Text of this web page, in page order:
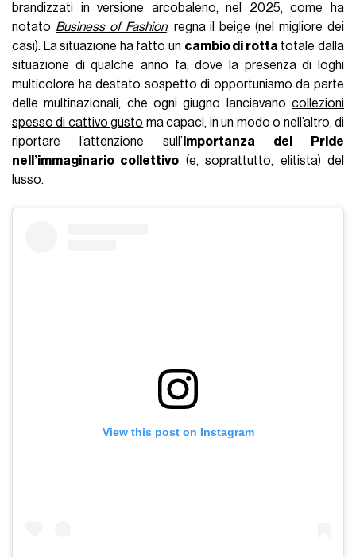
brandizzati in versione arcobaleno, nel 2025, come ha
notato Business of Fashion, regna il beige (nel migliore dei
casi). La situazione ha fatto un cambio di rotta totale dalla
situazione di qualche anno fa, dove la presenza di loghi
multicolore ha destato sospetto di opportunismo da parte
delle multinazionali, che ogni giugno lanciavano collezioni
spesso di cattivo gusto ma capaci, in un modo o nell’altro, di
riportare l’attenzione sull’importanza del Pride
nell’immaginario collettivo (e, soprattutto, elitista) del
lusso.
View this post on Instagram